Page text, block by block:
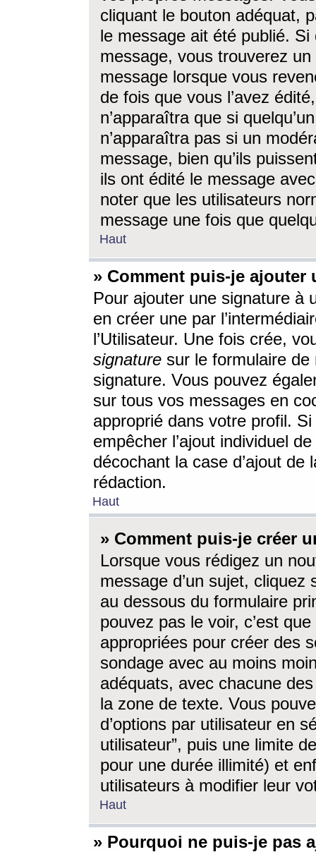
cliquant le bouton adéquat,
le message ait été publié. Si
message, vous trouverez
message lorsque vous
de fois que vous l’avez
n’apparaîtra que si
n’apparaîtra pas si un
message, bien qu’ils
ils ont édité le message
noter que les utilisateurs
message une fois que
Haut
» Comment puis-je ajouter
Pour ajouter une signature à
en créer une par
l’Utilisateur. Une fois crée,
signature sur le formulaire de
signature. Vous pouvez
sur tous vos messages en
approprié dans votre profil.
empêcher l’ajout individuel
décochant la case d’ajout
rédaction.
Haut
» Comment puis-je créer
Lorsque vous rédigez un
message d’un sujet, cliquez
au dessous du formulaire
pouvez pas le voir, c’est
appropriées pour créer des
sondage avec au moins
adéquats, avec chacune
la zone de texte. Vous
d’options par utilisateur en
utilisateur”, puis une limite
pour une durée illimité) et
utilisateurs à modifier leur
Haut
» Pourquoi ne puis-je pas